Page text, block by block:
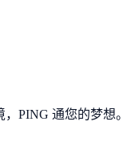
PING 通您的梦想。